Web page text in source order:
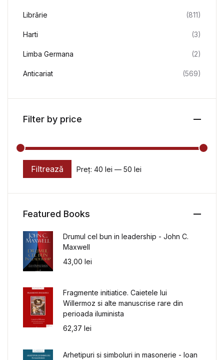
Librărie (811)
Harti (3)
Limba Germana (2)
Anticariat (569)
Filter by price
Preț minim
Preț maxim
Filtrează Preț: 40 lei — 50 lei
Featured Books
Drumul cel bun in leadership - John C.
Maxwell
43,00 lei
Fragmente initiatice. Caietele lui
Willermoz si alte manuscrise rare din
perioada iluminista
62,37 lei
Arhetipuri si simboluri in masonerie - Ioan